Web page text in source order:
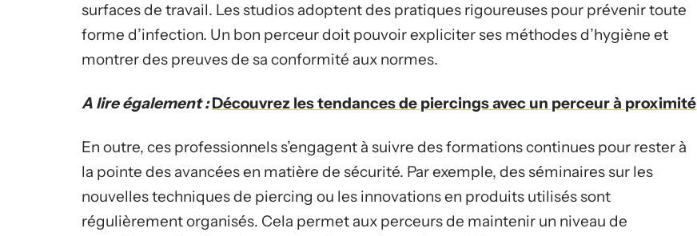
surfaces de travail. Les studios adoptent des pratiques rigoureuses pour prévenir toute
forme d’infection. Un bon perceur doit pouvoir expliciter ses méthodes d’hygiène et
montrer des preuves de sa conformité aux normes.
A lire également : Découvrez les tendances de piercings avec un perceur à proximité
En outre, ces professionnels s’engagent à suivre des formations continues pour rester à
la pointe des avancées en matière de sécurité. Par exemple, des séminaires sur les
nouvelles techniques de piercing ou les innovations en produits utilisés sont
régulièrement organisés. Cela permet aux perceurs de maintenir un niveau de